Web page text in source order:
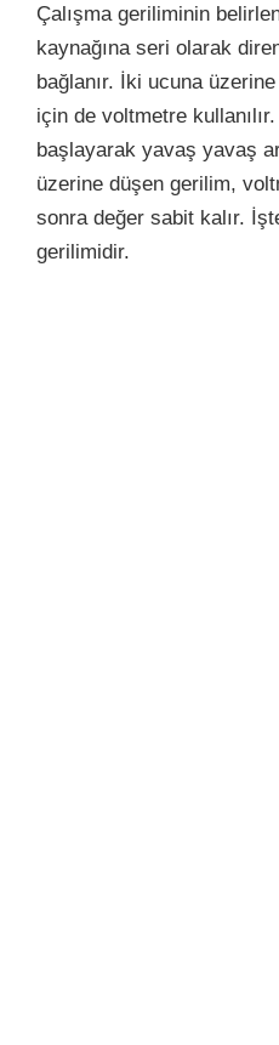
Çalışma geriliminin
kaynağına seri olarak
bağlanır. İki ucuna
için de voltmetre
başlayarak yavaş yavaş
üzerine düşen gerilim,
sonra değer sabit kalır.
gerilimidir.